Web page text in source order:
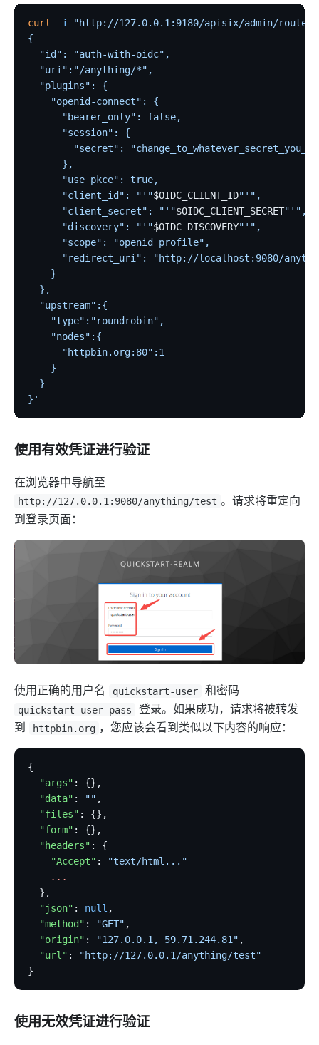
curl -i "http://127.0.0.1:9180/apisix/admin/routes"
{
  "id": "auth-with-oidc",
  "uri":"/anything/*",
  "plugins": {
    "openid-connect": {
      "bearer_only": false,
      "session": {
"secret":
      },
      "use_pkce": true,
      "client_id": "'"
$OIDC_CLIENT_ID"'",
      "client_secret": "'"
$OIDC_CLIENT_SECRET"'",
      "discovery": "'"
$OIDC_DISCOVERY"'",
      "scope": "openid profile",
"redirect_uri": "http://localhost:9080/
    }
  },
  "upstream":{
    "type":"roundrobin",
    "nodes":{
      "httpbin.org:80":1
    }
  }
}'
使用有效凭证进行验证
在浏览器中导航至
http://127.0.0.1:9080/anything/test 。请求将重定向
到登录页面：
使用正确的用户名 quickstart-user 和密码
quickstart-user-pass
登录。如果成功，请求将被转发
到
httpbin.org ，您应该会看到类似以下内容的响应：
{
  "args"
: {},
  "data"
: "" ,
  "files"
: {},
  "form"
: {},
  "headers"
: {
    "Accept"
:
"text/html..."
    ...
  },
  "json"
: null ,
  "method"
: "GET" ,
  "origin"
: "127.0.0.1, 59.71.244.81" ,
  "url"
:
"http://127.0.0.1/anything/test"
}
使用无效凭证进行验证